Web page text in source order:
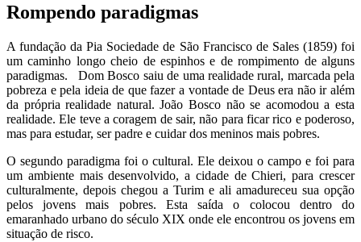
Rompendo paradigmas
A fundação da Pia Sociedade de São Francisco de Sales (1859) foi
um caminho longo cheio de espinhos e de rompimento de alguns
paradigmas. Dom Bosco saiu de uma realidade rural, marcada pela
pobreza e pela ideia de que fazer a vontade de Deus era não ir além
da própria realidade natural. João Bosco não se acomodou a esta
realidade. Ele teve a coragem de sair, não para ficar rico e poderoso,
mas para estudar, ser padre e cuidar dos meninos mais pobres.
O segundo paradigma foi o cultural. Ele deixou o campo e foi para
um ambiente mais desenvolvido, a cidade de Chieri, para crescer
culturalmente, depois chegou a Turim e ali amadureceu sua opção
pelos jovens mais pobres. Esta saída o colocou dentro do
emaranhado urbano do século XIX onde ele encontrou os jovens em
situação de risco.